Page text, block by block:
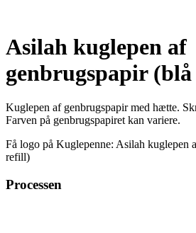
Asilah kuglepen af
genbrugspapir
Kuglepen af genbrugspapir med hætte.
Farven på genbrugspapiret kan variere.
Få logo på Kuglepenne: Asilah kuglepen
refill)
Processen